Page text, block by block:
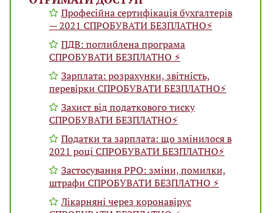
Професійна сертифікація бухгалтерів
— 2021 СПРОБУВАТИ БЕЗПЛАТНО⚡️
ПДВ: поглиблена програма
СПРОБУВАТИ БЕЗПЛАТНО ⚡️
Зарплата: розрахунки, звітність,
перевірки СПРОБУВАТИ БЕЗПЛАТНО⚡️
Захист від податкового тиску
СПРОБУВАТИ БЕЗПЛАТНО⚡️
Податки та зарплата: що змінилося в
2021 році СПРОБУВАТИ БЕЗПЛАТНО⚡️
Застосування РРО: зміни, помилки,
штрафи СПРОБУВАТИ БЕЗПЛАТНО ⚡️
Лікарняні через коронавірус